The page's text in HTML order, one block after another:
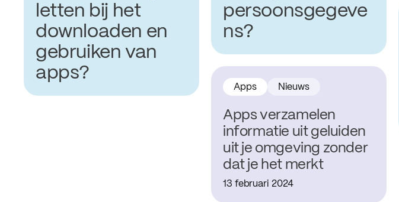
letten bij het
downloaden en
gebruiken van
apps?
persoonsgegeve
ns?
Apps verzamelen
informatie uit geluiden
uit je omgeving zonder
dat je het merkt
Apps Nieuws
13 februari 2024